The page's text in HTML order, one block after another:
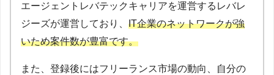
エージェントレバテックキャリアを運営するレバレ
ジーズが運営しており、 IT企業のネットワークが強
いため案件数が豊富です。
また、登録後にはフリーランス市場の動向、自分の